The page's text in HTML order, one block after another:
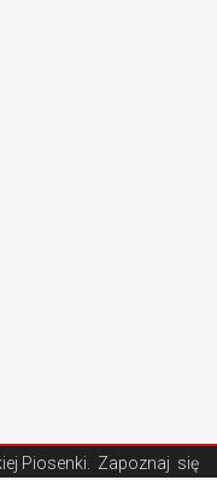
Piosenki . Zapoznaj się